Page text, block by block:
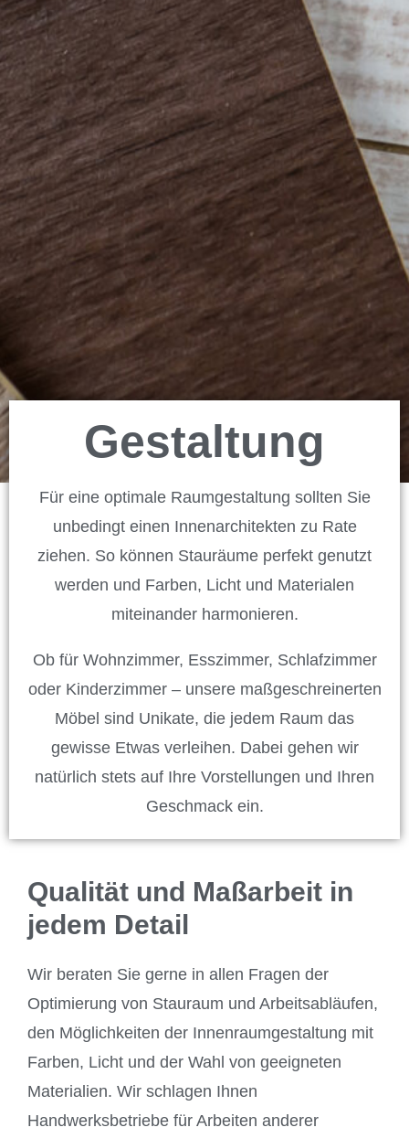
Gestaltung
Für eine optimale Raumgestaltung sollten Sie
unbedingt einen Innenarchitekten zu Rate
ziehen. So können Stauräume perfekt genutzt
werden und Farben, Licht und Materialen
miteinander harmonieren.
Ob für Wohnzimmer, Esszimmer, Schlafzimmer
oder Kinderzimmer – unsere maßgeschreinerten
Möbel sind Unikate, die jedem Raum das
gewisse Etwas verleihen. Dabei gehen wir
natürlich stets auf Ihre Vorstellungen und Ihren
Geschmack ein.
Qualität und Maßarbeit in
jedem Detail
Wir beraten Sie gerne in allen Fragen der
Optimierung von Stauraum und Arbeitsabläufen,
den Möglichkeiten der Innenraumgestaltung mit
Farben, Licht und der Wahl von geeigneten
Materialien. Wir schlagen Ihnen
Handwerksbetriebe für Arbeiten anderer